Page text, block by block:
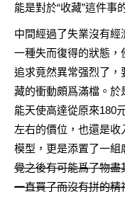
能是對於“收藏”這件事
中間經過了失業沒有
一種失而復得的狀態，
追求竟然異常强烈了
藏的衝動頗爲滿檔。於
能天使高達從原來180
左右的價位，也還是
模型，更是添置了一組
覺之後有可能爲了物
一直買了而沒有拼的